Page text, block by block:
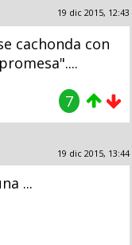
19 dic 2015, 12:43
cachonda con
7
19 dic 2015, 13:44
...